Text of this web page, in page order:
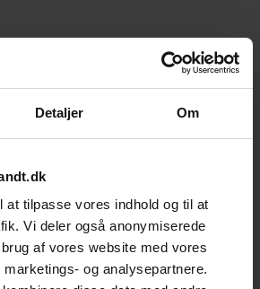
Detaljer Om
at tilpasse vores indhold og til at
Vi deler også anonymiserede
af vores website med vores
og analysepartnere.